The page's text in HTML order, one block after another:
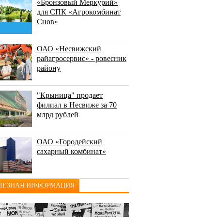
«Бронзовый Меркурий»
для СПК «Агрокомбинат
Снов»
ОАО «Несвижский
райагросервис» - ровесник
району
"Крыница" продает
филиал в Несвиже за 70
млрд рублей
ОАО «Городейский
сахарный комбинат»
ИНФОРМАЦИЯ